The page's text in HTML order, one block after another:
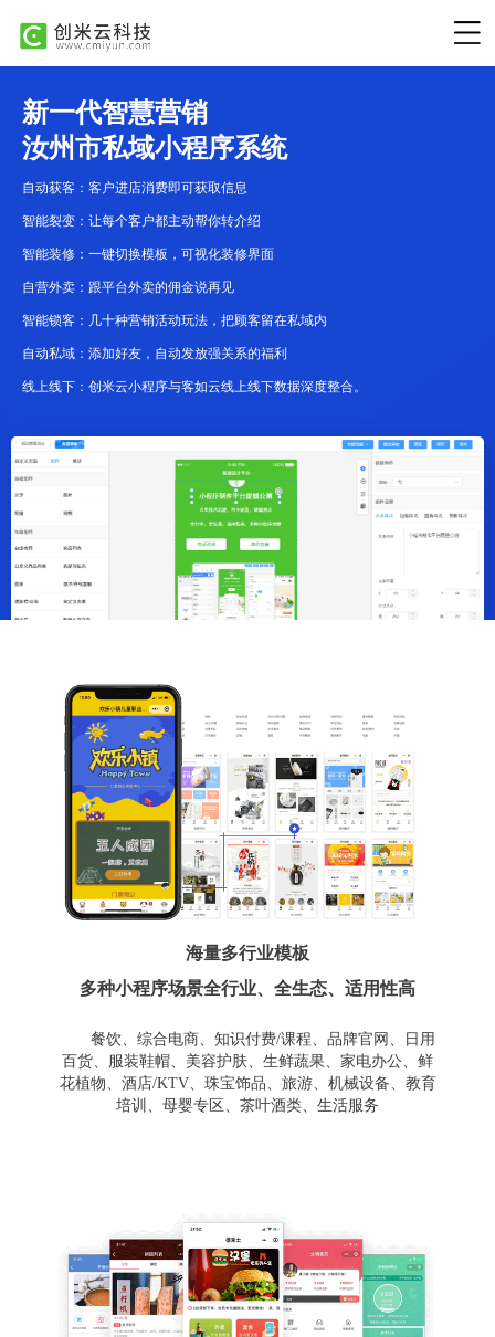
新一代智慧营销
汝州市私域小程序系统
自动获客：客户进店消费即可获取信息
智能裂变：让每个客户都主动帮你转介绍
智能装修：一键切换模板，可视化装修界面
自营外卖：跟平台外卖的佣金说再见
智能锁客：几十种营销活动玩法，把顾客留在私域内
自动私域：添加好友，自动发放强关系的福利
线上线下：创米云小程序与客如云线上线下数据深度整合。
海量多行业模板
多种小程序场景全行业、全生态、适用性高
餐饮、综合电商、知识付费/课程、品牌官网、日用
百货、服装鞋帽、美容护肤、生鲜蔬果、家电办公、鲜
花植物、酒店/KTV、珠宝饰品、旅游、机械设备、教育
培训、母婴专区、茶叶酒类、生活服务